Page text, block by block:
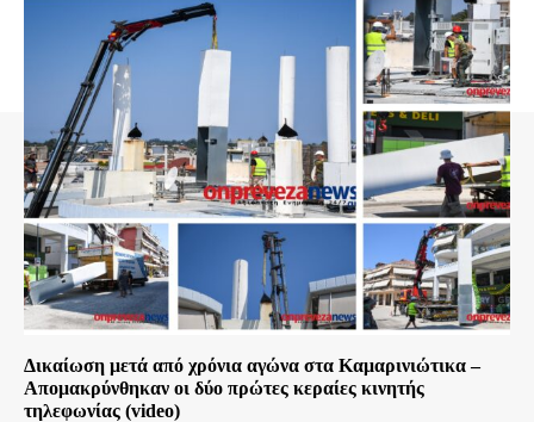
Δικαίωση μετά από χρόνια αγώνα στα Καμαρινιώτικα –
Απομακρύνθηκαν οι δύο πρώτες κεραίες κινητής
τηλεφωνίας (video)